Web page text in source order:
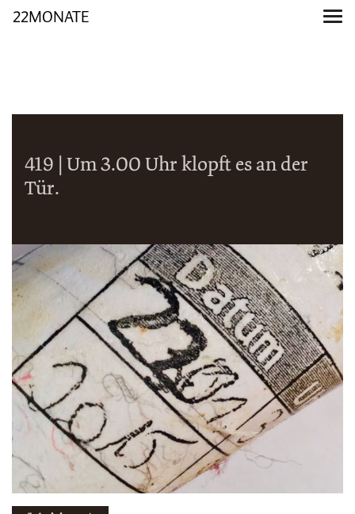
22MONATE
419 | Um 3.00 Uhr klopft es an der
Tür.